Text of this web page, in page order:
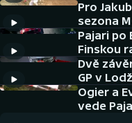
Cyklistika
DALŠÍ SPORTY
Americký fotbal
Baseball a softbal
NEPŘEHLÉDNĚTE
Pro
sezona
Pajari po
Finskou
Dvě
GP v
Ogier a
vede